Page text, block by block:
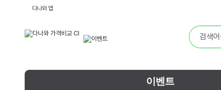
다나와 앱
이벤트